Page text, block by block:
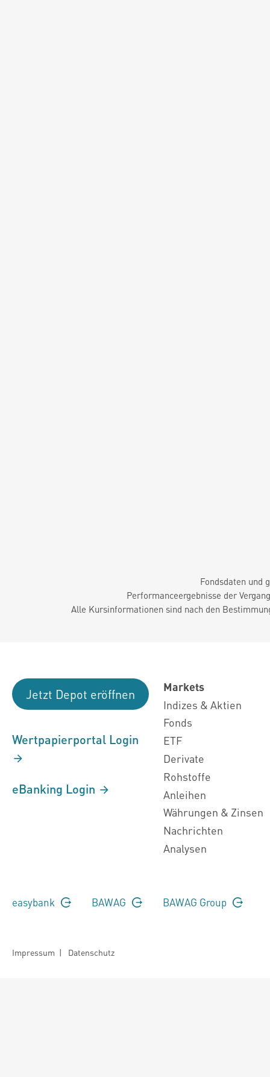
Fondsdaten und
Performanceergebnisse der
Alle Kursinformationen sind nach den
Jetzt Depot eröffnen
Wertpapierportal Login
eBanking Login
Markets
Indizes & Aktien
Fonds
ETF
Derivate
Rohstoffe
Anleihen
Währungen & Zinsen
Nachrichten
Analysen
easybank BAWAG BAWAG Group
Impressum | Datenschutz